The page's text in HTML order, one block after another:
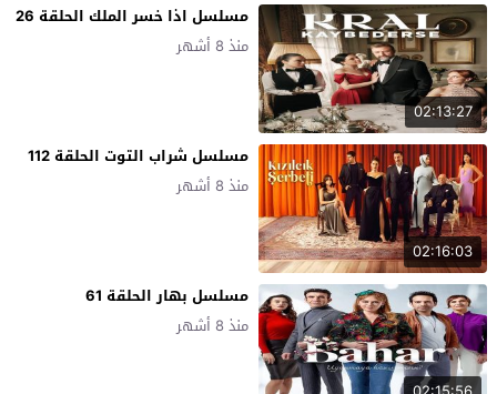
02:13:27
مسلسل اذا خسر الملك الحلقة 26
منذ 8 أشهر
02:16:03
مسلسل شراب التوت الحلقة 112
منذ 8 أشهر
مسلسل بهار الحلقة 61
منذ 8 أشهر